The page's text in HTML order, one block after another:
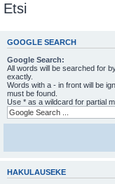
Etsi
GOOGLE SEARCH
Google Search:
All words will be searched for
exactly.
Words with a - in front will be
must be found.
Use * as a wildcard for partial
HAKULAUSEKE